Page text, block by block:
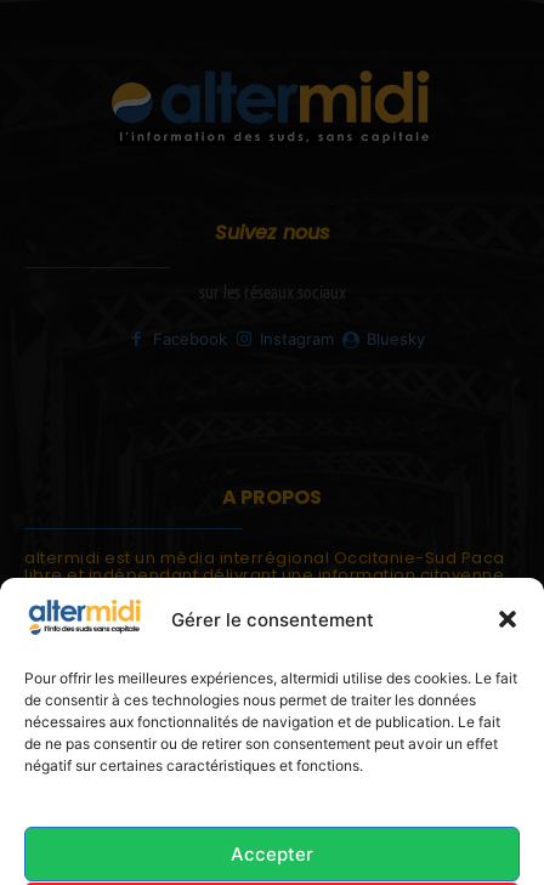
Gérer le consentement
Pour offrir les meilleures expériences, altermidi utilise des cookies. Le fait
de consentir à ces technologies nous permet de traiter les données
nécessaires aux fonctionnalités de navigation et de publication. Le fait
de ne pas consentir ou de retirer son consentement peut avoir un effet
négatif sur certaines caractéristiques et fonctions.
Accepter
Suivez nous
sur les réseaux sociaux
Facebook Instagram Bluesky
A PROPOS
altermidi est un média interrégional Occitanie-Sud Paca
libre et indépendant délivrant une information citoyenne
altermidi est ouvert sur les suds, la méditerranée,
l'europe.
altermidi aborde des thématiques globales évaluées à
partir des constats de terrain ou d'analyses à l'échelon
local.
altermidi c'est l'information capitale, sans capitale.